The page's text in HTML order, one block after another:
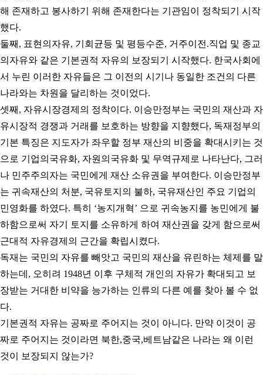
해 존재하고 봉사하기 위해 존재한다는 기관임이 정착되기 시작
했다.
둘째 , 표현의자유, 기회균등 및 평등수준, 거주이전 .직업 및 종교
의자유와 같은 기본권적 자유의 보장되기 시작했다. 한국사회에
서 누린 이러한 자유들은 그 이전의 시기나 동일한 조건의 다른
나라와는 차원을 달리하는 것이었다.
셋째 , 자유시장경제의 정착이다. 이승만정부는 국민의 재산과 자
유시장적 경쟁과 거래를 보호하는 방향을 지향했다, 독재정부의
기본 특징은 지도자가 좌우할 정부 재산의 비중을 확대시키는 것
으로 기업의국유화, 자원의국유화 및 무역규제로 나타난다, 그러
나 민주주의자는 국민에게 재산 소유권을 부여한다. 이승만정부
는 귀속재산의 처분, 국유토지의 불하, 국유재산인 주요 기업의
민영화를 하였다. 특히 ‘농지개혁’ 으로 귀속농지를 농민에게 불
하함으로써 자기 토지를 소유하게 하여 재산권을 갖게 함으로써
근대적 자유경제의 근간을 확립시켰다.
독재는 국민의 자유를 빼앗고 국민의 재산을 유린하는 체제를 말
하는데 , 오히려 1948년 이후 구체적 개인의 자유가 확대되고 보
장받는 거대한 비약을 능가하는 인류의 다른 예를 찾아 볼 수 없
다.
기본권적 자유는 공짜로 주어지는 것이 아니다. 만약 이것이 공
짜로 주어지는 것이라면 북한,중국,베트남같은 나라는 왜 이런
것이 보장되지 않는가?